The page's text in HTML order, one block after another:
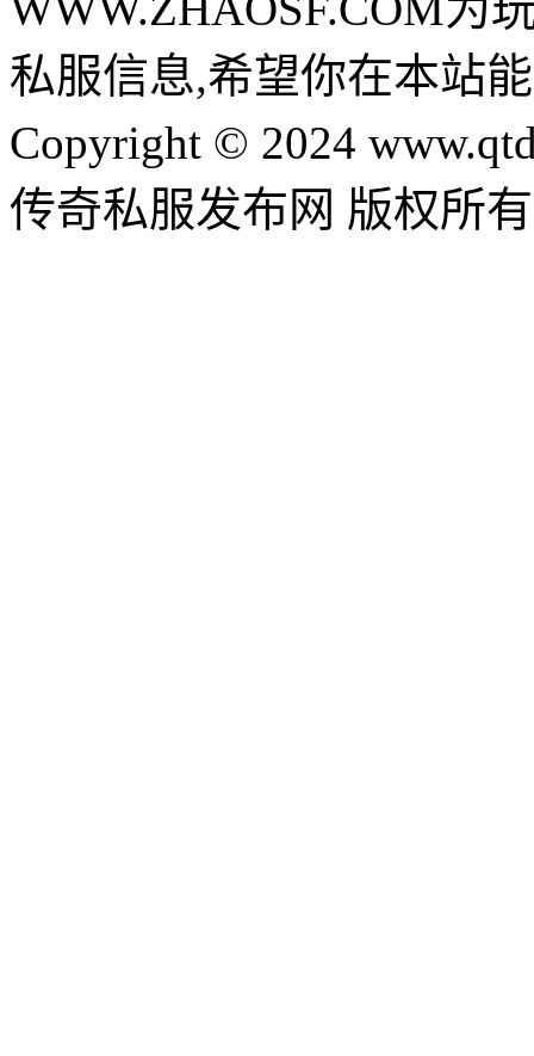
私服信息,希望你在本站
Copyright © 2024
传奇私服发布网 版权所有